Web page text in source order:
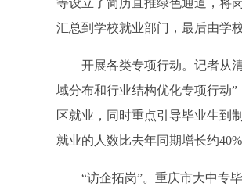
等设立了简历直推绿色通道，将
汇总到学校就业部门，最后由学
开展各类专项行动。记者从清
域分布和行业结构优化专项行动
区就业，同时重点引导毕业生到
就业的人数比去年同期增长约40%
“访企拓岗”。重庆市大中专毕